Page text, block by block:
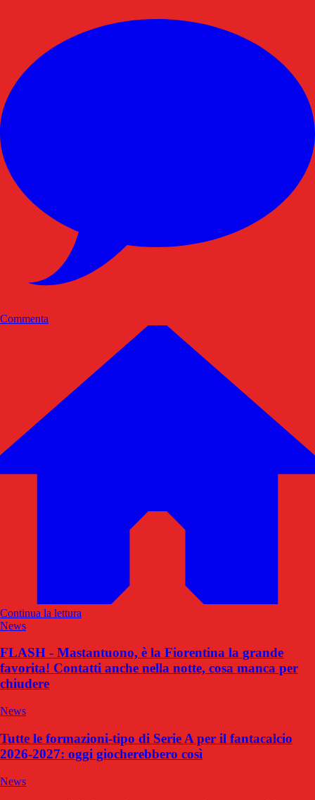
Commenta
Continua la lettura
News
FLASH - Mastantuono, è la Fiorentina la grande
favorita! Contatti anche nella notte, cosa manca per
chiudere
News
Tutte le formazioni-tipo di Serie A per il fantacalcio
2026-2027: oggi giocherebbero così
News